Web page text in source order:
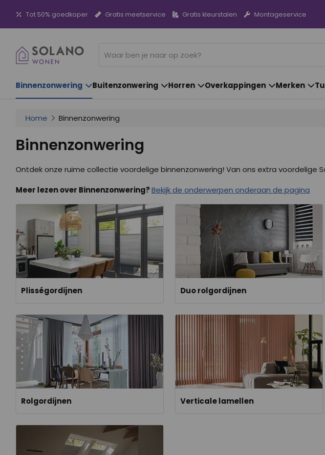
Tot 50% goedkoper Gratis meetservice Gratis kleurstalen Montageservice
Binnenzonwering Buitenzonwering Horren Overkappingen Merken
Home Binnenzonwering
Binnenzonwering
Ontdek onze ruime collectie voordelige binnenzonwering! Van ons extra voordelige
Meer lezen over Binnenzonwering?Bekijk de onderwerpen onderaan de pagina
Plisségordijnen Duo rolgordijnen
Rolgordijnen Verticale lamellen